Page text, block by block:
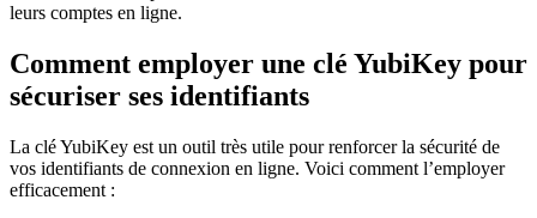
leurs comptes en ligne.
Comment employer une clé YubiKey pour
sécuriser ses identifiants
La clé YubiKey est un outil très utile pour renforcer la sécurité de
vos identifiants de connexion en ligne. Voici comment l’employer
efficacement :